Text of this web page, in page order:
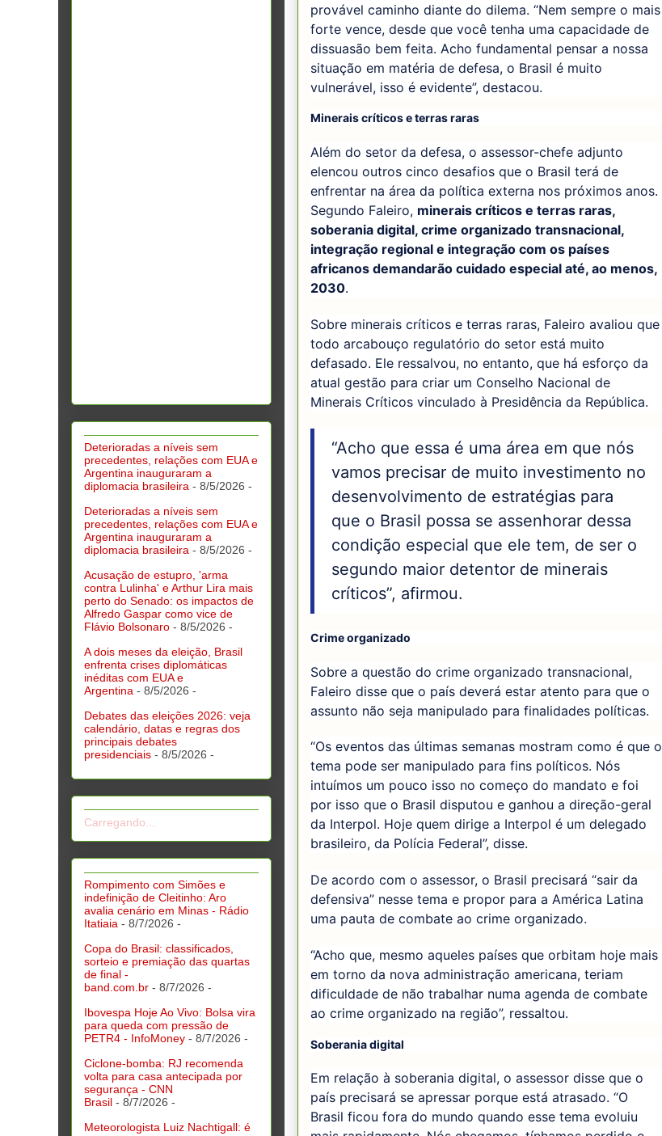
provável caminho diante do dilema. “Nem sempre o mais
forte vence, desde que você tenha uma capacidade de
dissuasão bem feita. Acho fundamental pensar a nossa
situação em matéria de defesa, o Brasil é muito
vulnerável, isso é evidente”, destacou.
Minerais críticos e terras raras
Além do setor da defesa, o assessor-chefe adjunto
elencou outros cinco desafios que o Brasil terá de
enfrentar na área da política externa nos próximos anos.
Segundo Faleiro, minerais críticos e terras raras,
soberania digital, crime organizado transnacional,
integração regional e integração com os países
africanos demandarão cuidado especial até, ao menos,
2030.
Sobre minerais críticos e terras raras, Faleiro avaliou que
todo arcabouço regulatório do setor está muito
defasado. Ele ressalvou, no entanto, que há esforço da
atual gestão para criar um Conselho Nacional de
Minerais Críticos vinculado à Presidência da República.
“Acho que essa é uma área em que nós
vamos precisar de muito investimento no
desenvolvimento de estratégias para
que o Brasil possa se assenhorar dessa
condição especial que ele tem, de ser o
segundo maior detentor de minerais
críticos”, afirmou.
Crime organizado
Sobre a questão do crime organizado transnacional,
Faleiro disse que o país deverá estar atento para que o
assunto não seja manipulado para finalidades políticas.
“Os eventos das últimas semanas mostram como é que o
tema pode ser manipulado para fins políticos. Nós
intuímos um pouco isso no começo do mandato e foi
por isso que o Brasil disputou e ganhou a direção-geral
da Interpol. Hoje quem dirige a Interpol é um delegado
brasileiro, da Polícia Federal”, disse.
De acordo com o assessor, o Brasil precisará “sair da
defensiva” nesse tema e propor para a América Latina
uma pauta de combate ao crime organizado.
“Acho que, mesmo aqueles países que orbitam hoje mais
em torno da nova administração americana, teriam
dificuldade de não trabalhar numa agenda de combate
ao crime organizado na região”, ressaltou.
Soberania digital
Em relação à soberania digital, o assessor disse que o
país precisará se apressar porque está atrasado. “O
Brasil ficou fora do mundo quando esse tema evoluiu
Deterioradas a níveis sem
precedentes, relações com EUA e
Argentina inauguraram a
diplomacia brasileira - 8/5/2026 -
Deterioradas a níveis sem
precedentes, relações com EUA e
Argentina inauguraram a
diplomacia brasileira - 8/5/2026 -
Acusação de estupro, 'arma
contra Lulinha' e Arthur Lira mais
perto do Senado: os impactos de
Alfredo Gaspar como vice de
Flávio Bolsonaro - 8/5/2026 -
A dois meses da eleição, Brasil
enfrenta crises diplomáticas
inéditas com EUA e
Argentina - 8/5/2026 -
Debates das eleições 2026: veja
calendário, datas e regras dos
principais debates
presidenciais - 8/5/2026 -
Carregando...
Rompimento com Simões e
indefinição de Cleitinho: Aro
avalia cenário em Minas - Rádio
Itatiaia - 8/7/2026 -
Copa do Brasil: classificados,
sorteio e premiação das quartas
de final -
band.com.br - 8/7/2026 -
Ibovespa Hoje Ao Vivo: Bolsa vira
para queda com pressão de
PETR4 - InfoMoney - 8/7/2026 -
Ciclone-bomba: RJ recomenda
volta para casa antecipada por
segurança - CNN
Brasil - 8/7/2026 -
Meteorologista Luiz Nachtigall: é